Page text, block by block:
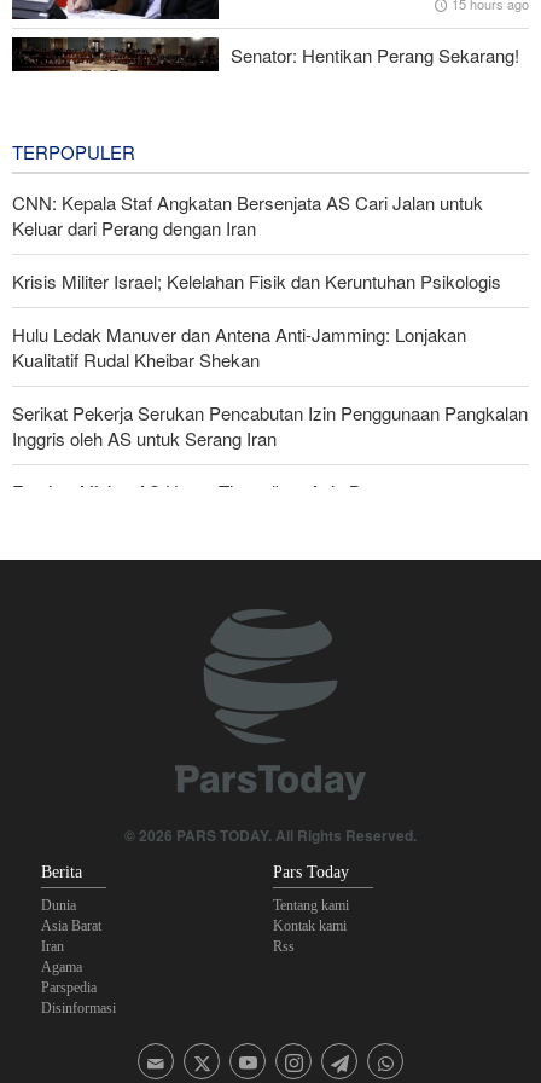
Menhan Pakistan: Persatuan Negara-negara Islam dalam
Melawan Zionis Urgen
Senator: Hentikan Perang Sekarang!
TERPOPULER
CNN: Kepala Staf Angkatan Bersenjata AS Cari Jalan untuk
Keluar dari Perang dengan Iran
Krisis Militer Israel; Kelelahan Fisik dan Keruntuhan Psikologis
Hulu Ledak Manuver dan Antena Anti-Jamming: Lonjakan
Kualitatif Rudal Kheibar Shekan
Serikat Pekerja Serukan Pencabutan Izin Penggunaan Pangkalan
Inggris oleh AS untuk Serang Iran
Foreign Affairs: AS Harus Tinggalkan Asia Barat
dengan Rudal Balistik dan Drone
The Economist: Kesepakatan dengan Iran Opsi Realistis Akhiri
Sendiri dan Jalin Persaudaraan Sejati
Mengapa Lobi Zionis di Amerika Tidak Lagi Seefektif Dulu?
© 2026 PARS TODAY. All Rights Reserved.
Berita
Dunia
Asia Barat
Iran
Agama
Parspedia
Disinformasi
Pars Today
Tentang kami
Kontak kami
Rss